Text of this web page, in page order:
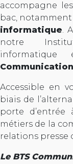
accompagne
bac, notamment
informatique.
notre
Communication
Accessible en
biais de
porte
métiers de la
relations
Le BTS